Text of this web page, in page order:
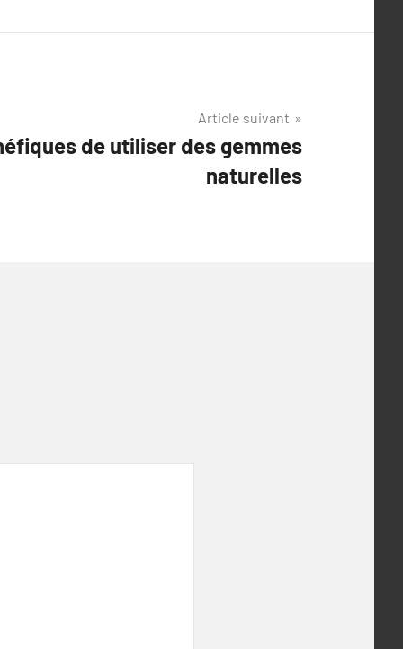
Article suivant
de utiliser des gemmes
naturelles